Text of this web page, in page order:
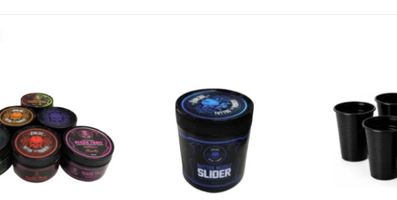
a la
lista
de
deseos